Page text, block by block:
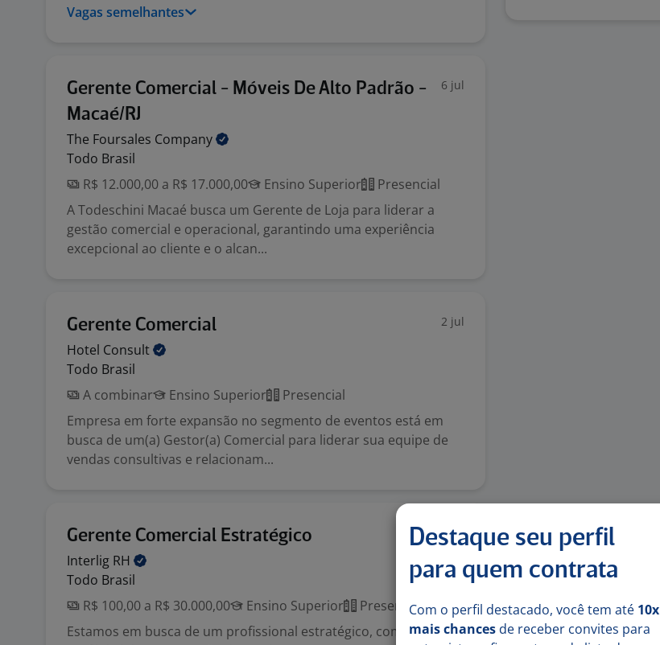
Vagas semelhantes
Gerente Comercial - Móveis De Alto Padrão -
Macaé/RJ
6 jul
The Foursales Company
Todo Brasil
R$ 12.000,00 a R$ 17.000,00
Ensino Superior
Presencial
A Todeschini Macaé busca um Gerente de Loja para liderar a
gestão comercial e operacional, garantindo uma experiência
excepcional ao cliente e o alcan...
Gerente Comercial 2 jul
Hotel Consult
Todo Brasil
A combinar
Ensino Superior
Presencial
Empresa em forte expansão no segmento de eventos está em
busca de um(a) Gestor(a) Comercial para liderar sua equipe de
vendas consultivas e relacionam...
Gerente Comercial Estratégico 21 mai
Interlig RH
Todo Brasil
R$ 100,00 a R$ 30.000,00
Ensino Superior
Presencial
Estamos em busca de um profissional estratégico, com forte
Destaque seu perfil
para quem contrata
Com o perfil destacado, você tem até 10x
mais chances de receber convites para